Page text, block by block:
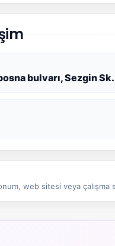
bulvarı, Sezgin
web sitesi veya